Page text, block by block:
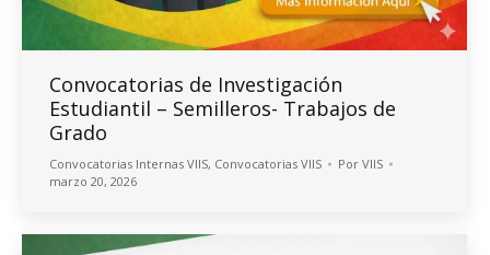
Convocatorias de Investigación
Estudiantil – Semilleros- Trabajos de
Grado
Convocatorias Internas VIIS, Convocatorias VIIS Por VIIS
marzo 20, 2026